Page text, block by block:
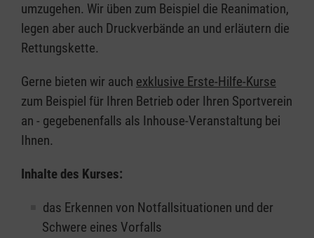
umzugehen. Wir üben zum Beispiel die Reanimation,
legen aber auch Druckverbände an und erläutern die
Rettungskette.
Gerne bieten wir auch exklusive Erste-Hilfe-Kurse
zum Beispiel für Ihren Betrieb oder Ihren Sportverein
an - gegebenenfalls als Inhouse-Veranstaltung bei
Ihnen.
Inhalte des Kurses:
das Erkennen von Notfallsituationen und der
Schwere eines Vorfalls